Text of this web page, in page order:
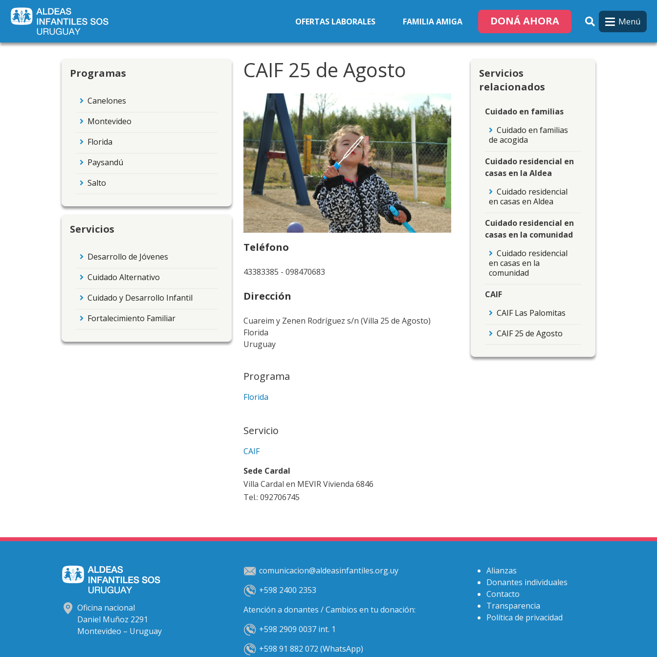
OFERTAS LABORALES
FAMILIA AMIGA DONÁ AHORA Menú
CAIF 25 de Agosto
Teléfono
43383385 - 098470683
Dirección
Cuareim y Zenen Rodríguez s/n (Villa 25 de Agosto)
Florida
Uruguay
Programa
Florida
Servicio
CAIF
Sede Cardal
Villa Cardal en MEVIR Vivienda 6846
Tel.: 092706745
Programas
Canelones
Montevideo
Florida
Paysandú
Salto
Servicios
Desarrollo de Jóvenes
Cuidado Alternativo
Cuidado y Desarrollo Infantil
Fortalecimiento Familiar
Servicios
relacionados
Cuidado en familias
Cuidado en familias
de acogida
Cuidado residencial en
casas en la Aldea
Cuidado residencial
en casas en Aldea
Cuidado residencial en
casas en la comunidad
Cuidado residencial
en casas en la
comunidad
CAIF
CAIF Las Palomitas
CAIF 25 de Agosto
Oficina nacional
Daniel Muñoz 2291
Montevideo – Uruguay
comunicacion@aldeasinfantiles.org.uy
+598 2400 2353
Atención a donantes / Cambios en tu donación:
+598 2909 0037 int. 1
+598 91 882 072 (WhatsApp)
Alianzas
Donantes individuales
Contacto
Transparencia
Política de privacidad